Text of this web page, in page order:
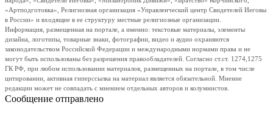
«Артподготовка», Религиозная организация «Управленческий центр Свидетелей Иеговы
в России» и входящие в ее структуру местные религиозные организации.
Информация, размещенная на портале, а именно: текстовые материалы, элементы
дизайна, логотипы, товарные знаки, фотографии, видео и аудио охраняются
законодательством Российской Федерации и международными нормами права и не
могут быть использованы без разрешения правообладателей. Согласно ст.ст. 1274,1275
ГК РФ, при любом использовании материалов, размещенных на портале, в том числе
цитировании, активная гиперссылка на материал является обязательной. Мнение
редакции может не совпадать с мнением отдельных авторов и колумнистов.
Сообщение отправлено